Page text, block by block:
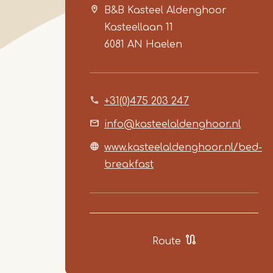
B&B Kasteel Aldenghoor
Kasteellaan 11
6081 AN Haelen
+31(0)475 203 247
info@kasteelaldenghoor.nl
www.kasteelaldenghoor.nl/bed-
breakfast
Route